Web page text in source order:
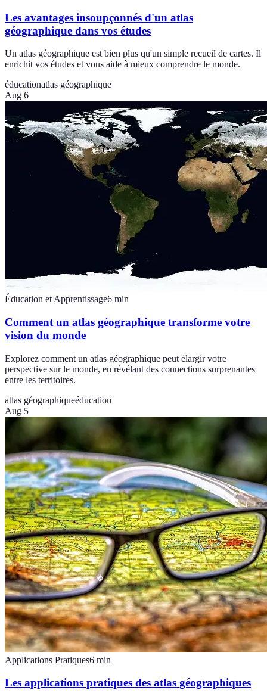
Les avantages insoupçonnés d'un atlas
géographique dans vos études
Un atlas géographique est bien plus qu'un simple recueil de cartes. Il
enrichit vos études et vous aide à mieux comprendre le monde.
éducationatlas géographique
Aug 6
Éducation et Apprentissage6 min
Comment un atlas géographique transforme votre
vision du monde
Explorez comment un atlas géographique peut élargir votre
perspective sur le monde, en révélant des connections surprenantes
entre les territoires.
atlas géographiqueéducation
Aug 5
Applications Pratiques6 min
Les applications pratiques des atlas géographiques